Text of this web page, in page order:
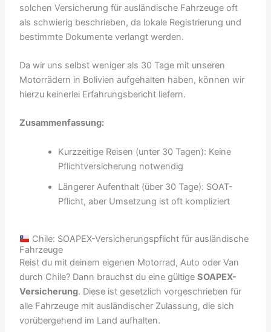
solchen Versicherung für ausländische Fahrzeuge oft
als schwierig beschrieben, da lokale Registrierung und
bestimmte Dokumente verlangt werden.
Da wir uns selbst weniger als 30 Tage mit unseren
Motorrädern in Bolivien aufgehalten haben, können wir
hierzu keinerlei Erfahrungsbericht liefern.
Zusammenfassung:
Kurzzeitige Reisen (unter 30 Tagen): Keine
Pflichtversicherung notwendig
Längerer Aufenthalt (über 30 Tage): SOAT-
Pflicht, aber Umsetzung ist oft kompliziert
Chile: SOAPEX-Versicherungspflicht für ausländische
Fahrzeuge
Reist du mit deinem eigenen Motorrad, Auto oder Van
durch Chile? Dann brauchst du eine gültigeSOAPEX-
Versicherung. Diese ist gesetzlich vorgeschrieben für
alle Fahrzeuge mit ausländischer Zulassung, die sich
vorübergehend im Land aufhalten.